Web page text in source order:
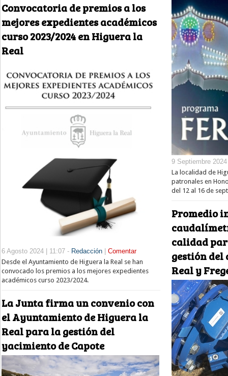
Convocatoria de premios a los
mejores expedientes académicos
curso 2023/2024 en Higuera la
Real
6 Agosto 2024 | 11:07 - Redacción | Comentar
Desde el Ayuntamiento de Higuera la Real se han
convocado los premios a los mejores expedientes
académicos curso 2023/2024.
La Junta firma un convenio con
el Ayuntamiento de Higuera la
Real para la gestión del
yacimiento de Capote
9 Septiembre
La localidad de
patronales en
del 12 al 16 de
Promedio
calidad
gestión del
Real y